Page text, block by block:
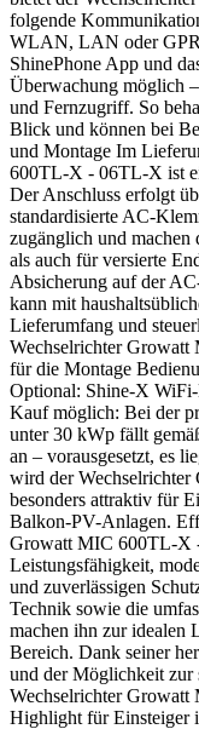
folgende
WLAN, LAN oder
ShinePhone App und
Überwachung möglich
und Fernzugriff. So
Blick und können bei
und Montage Im
600TL-X - 06TL-X ist
Der Anschluss erfolgt
standardisierte AC-
zugänglich und machen
als auch für versierte
Absicherung auf der
kann mit
Lieferumfang und
Wechselrichter
für die Montage
Optional: Shine-X
Kauf möglich: Bei der
unter 30 kWp fällt
an – vorausgesetzt, es
wird der
besonders attraktiv für
Balkon-PV-Anlagen.
Growatt MIC 600TL-X
Leistungsfähigkeit,
und zuverlässigen
Technik sowie die
machen ihn zur idealen
Bereich. Dank seiner
und der Möglichkeit zur
Wechselrichter
Highlight für Einsteiger